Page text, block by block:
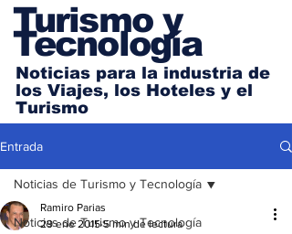
Turismo y
Tecnología
Noticias para la industria de
los Viajes, los Hoteles y el
Turismo
Entrada
Noticias de Turismo y Tecnología
Noticias de Turismo y Tecnología
Ramiro Parias
29 ene 2015 5 min de lectura